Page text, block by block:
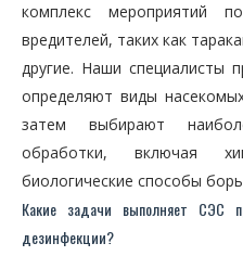
комплекс мероприятий
вредителей, таких как
другие. Наши специалисты
определяют виды
затем выбирают
обработки, включая
биологические способы
Какие задачи выполняет СЭС
дезинфекции?